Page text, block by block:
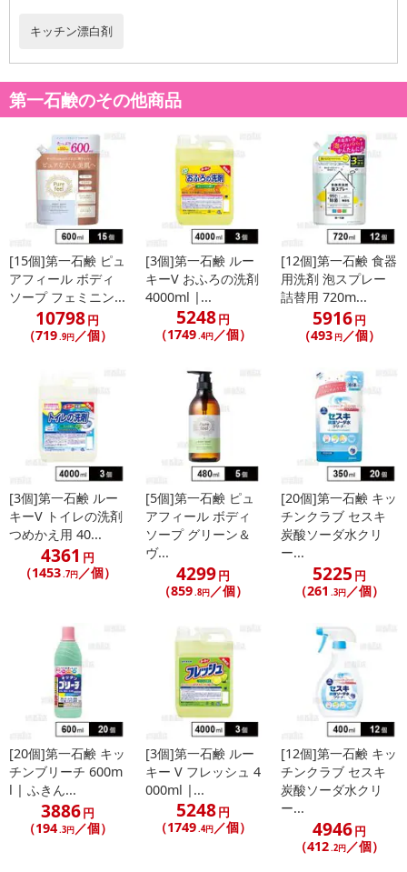
休業日
■ その他共通および商品カテゴリー別注意事項（※必ずご確認くだ
さい）
こちらの情報は2026-07-09 14:13:35.0 での情報となります。
キッチン漂白剤
第一石鹸のその他商品
[15個]第一石鹸 ピュ
アフィール ボディ
ソープ フェミニン...
10798円
（719.9円／個）
[3個]第一石鹸 ルー
キーV おふろの洗剤
4000ml |...
5248円
（1749.4円／個）
[12個]第一石鹸 食器
用洗剤 泡スプレー
詰替用 720m...
5916円
（493 円／個）
[3個]第一石鹸 ルー
キーV トイレの洗剤
つめかえ用 40...
4361 円
（1453.7円／個）
[5個]第一石鹸 ピュ
アフィール ボディ
ソープ グリーン＆
ヴ...
4299円
（859.8円／個）
[20個]第一石鹸 キッ
チンクラブ セスキ
炭酸ソーダ水クリ
ー...
5225 円
（261 .3円／個）
[20個]第一石鹸 キッ
チンブリーチ 600m
l | ふきん...
3886円
（194 .3円／個）
[3個]第一石鹸 ルー
キー V フレッシュ 4
000ml |...
5248円
（1749 .4円 ／個）
[12個]第一石鹸 キッ
チンクラブ セスキ
炭酸ソーダ水クリ
ー...
4946円
（412 .2円 ／個）